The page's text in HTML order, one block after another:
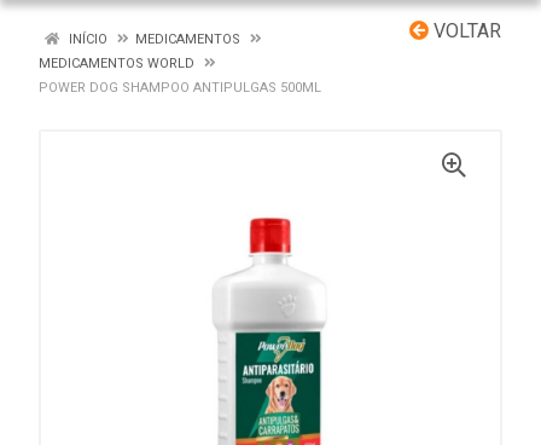
VOLTAR
INÍCIO
MEDICAMENTOS
MEDICAMENTOS WORLD
POWER DOG SHAMPOO ANTIPULGAS 500ML